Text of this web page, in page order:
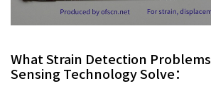
What Strain Detection Problems
Sensing Technology Solve：